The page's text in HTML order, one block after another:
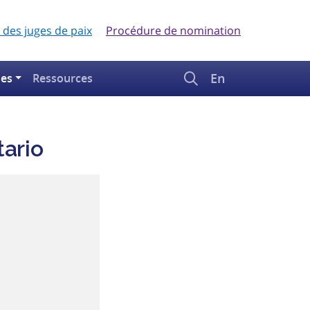
juges de paix Procédure de nomination
Ressources En